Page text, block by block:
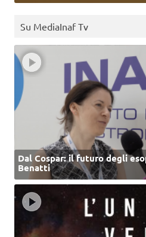
Su MediaInaf Tv
Dal Cospar: il futuro degli
Benatti